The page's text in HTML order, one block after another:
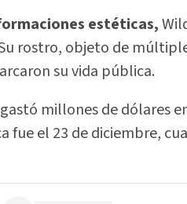
estéticas,
rostro, objeto de
su vida pública.
millones de dólares
fue el 23 de diciembre,